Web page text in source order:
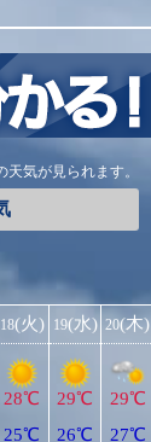
気が見られます。
18(火)
28℃
25℃
19(水)
29℃
26℃
20(木)
29℃
27℃